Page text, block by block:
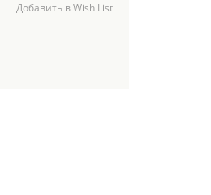
Добавить в Wish List